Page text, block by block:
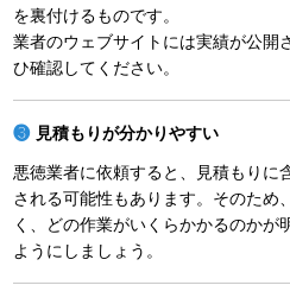
を裏付けるものです。
業者のウェブサイトには実績が公開
ひ確認してください。
見積もりが分かりやすい
悪徳業者に依頼すると、見積もりに
される可能性もあります。そのため
く、どの作業がいくらかかるのかが
ようにしましょう。